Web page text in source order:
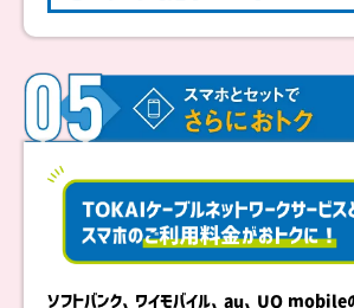
ソフトバンク、ワイモバイル、au、UQ mobile